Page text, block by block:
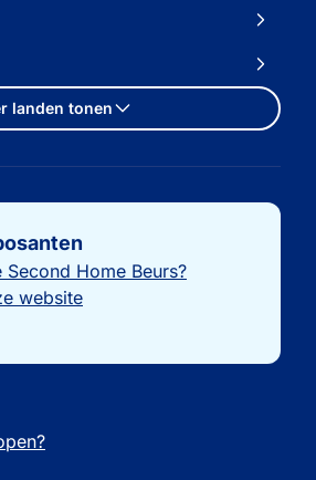
landen tonen
Second Home Beurs?
website